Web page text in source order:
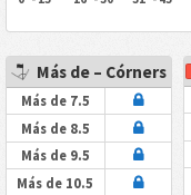
Más de – Córners
Más de 7.5
Más de 8.5
Más de 9.5
Más de 10.5